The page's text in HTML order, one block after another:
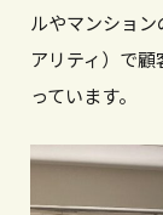
ルやマンショ
アリティ）で
っています。